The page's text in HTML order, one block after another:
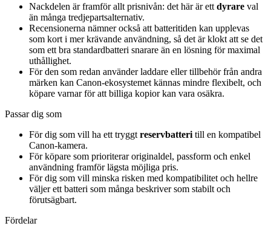
Nackdelen är framför allt prisnivån: det här är ett dyrare val
än många tredjepartsalternativ.
Recensionerna nämner också att batteritiden kan upplevas
som kort i mer krävande användning, så det är klokt att se det
som ett bra standardbatteri snarare än en lösning för maximal
uthållighet.
För den som redan använder laddare eller tillbehör från andra
märken kan Canon-ekosystemet kännas mindre flexibelt, och
köpare varnar för att billiga kopior kan vara osäkra.
Passar dig som
För dig som vill ha ett tryggt reservbatteri till en kompatibel
Canon-kamera.
För köpare som prioriterar originaldel, passform och enkel
användning framför lägsta möjliga pris.
För dig som vill minska risken med kompatibilitet och hellre
väljer ett batteri som många beskriver som stabilt och
förutsägbart.
Fördelar